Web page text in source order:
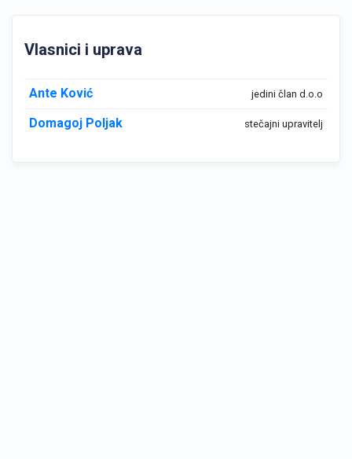
Vlasnici i uprava
Ante Ković jedini član d.o.o
Domagoj Poljak stečajni upravitelj